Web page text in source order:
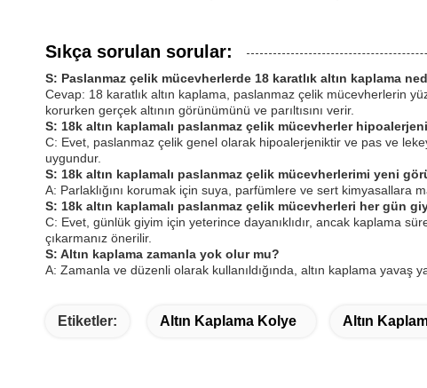
Sıkça sorulan sorular:
S: Paslanmaz çelik mücevherlerde 18 karatlık altın kaplama
Cevap: 18 karatlık altın kaplama, paslanmaz çelik mücevherlerin
korurken gerçek altının görünümünü ve parıltısını verir.
S: 18k altın kaplamalı paslanmaz çelik mücevherler
C: Evet, paslanmaz çelik genel olarak hipoalerjeniktir ve pas ve
uygundur.
S: 18k altın kaplamalı paslanmaz çelik mücevherlerimi yeni
A: Parlaklığını korumak için suya, parfümlere ve sert kimyasallara
S: 18k altın kaplamalı paslanmaz çelik mücevherleri her gün
C: Evet, günlük giyim için yeterince dayanıklıdır, ancak kaplama
çıkarmanız önerilir.
S: Altın kaplama zamanla yok olur mu?
A: Zamanla ve düzenli olarak kullanıldığında, altın kaplama yavaş
Etiketler: Altın Kaplama Kolye Altın